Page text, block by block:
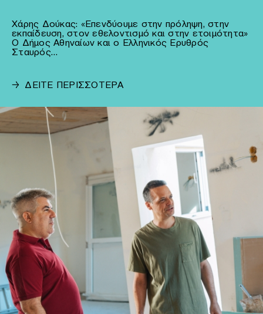
Χάρης Δούκας: «Επενδύουμε στην πρόληψη, στην
εκπαίδευση, στον εθελοντισμό και στην ετοιμότητα»
Ο Δήμος Αθηναίων και ο Ελληνικός Ερυθρός
Σταυρός…
→ ΔΕΙΤΕ ΠΕΡΙΣΣΟΤΕΡΑ